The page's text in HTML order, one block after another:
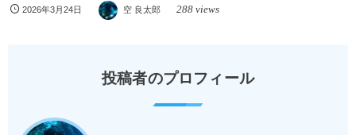
2026年3月24日 空 良太郎 288 views
投稿者のプロフィール